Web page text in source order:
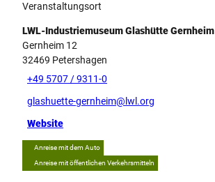
Veranstaltungsort
LWL-Industriemuseum Glashütte Gernheim
Gernheim 12
32469 Petershagen
+49 5707 / 9311-0
glashuette-gernheim@lwl.org
Website
Anreise mit dem Auto
Anreise mit öffentlichen Verkehrsmitteln